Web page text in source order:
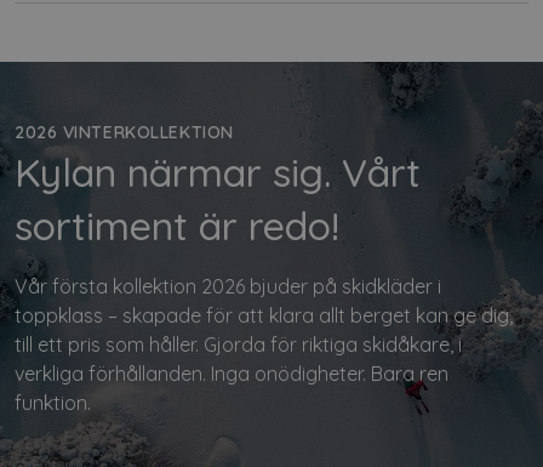
2026 VINTERKOLLEKTION
Kylan närmar sig. Vårt
sortiment är redo!
Vår första kollektion 2026 bjuder på skidkläder i
toppklass – skapade för att klara allt berget kan ge dig,
till ett pris som håller. Gjorda för riktiga skidåkare, i
verkliga förhållanden. Inga onödigheter. Bara ren
funktion.